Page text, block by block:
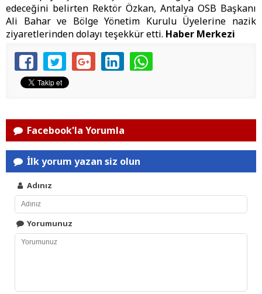
edeceğini belirten Rektör Özkan, Antalya OSB Başkanı
Ali Bahar ve Bölge Yönetim Kurulu Üyelerine nazik
ziyaretlerinden dolayı teşekkür etti. Haber Merkezi
Facebook'la Yorumla
İlk yorum yazan siz olun
Adınız
Yorumunuz